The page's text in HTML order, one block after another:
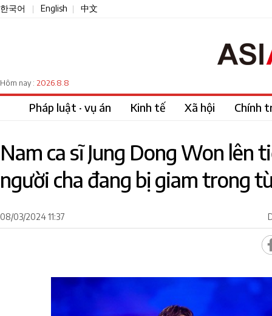
한국어 English 中文
Hôm nay : 2026.8.8
Pháp luật · vụ án Kinh tế Xã hội Chính
Nam ca sĩ Jung Dong Won lên
người cha đang bị giam trong
08/03/2024 11:37